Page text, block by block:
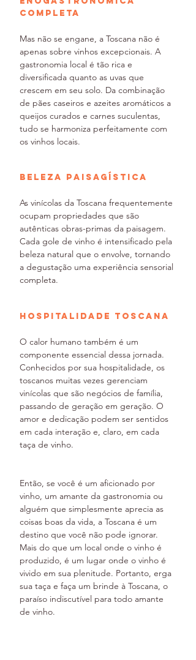
Completa
Mas não se engane, a Toscana não é
apenas sobre vinhos excepcionais. A
gastronomia local é tão rica e
diversificada quanto as uvas que
crescem em seu solo. Da combinação
de pães caseiros e azeites aromáticos a
queijos curados e carnes suculentas,
tudo se harmoniza perfeitamente com
os vinhos locais.
Beleza Paisagística
As vinícolas da Toscana frequentemente
ocupam propriedades que são
autênticas obras-primas da paisagem.
Cada gole de vinho é intensificado pela
beleza natural que o envolve, tornando
a degustação uma experiência sensorial
completa.
Hospitalidade Toscana
O calor humano também é um
componente essencial dessa jornada.
Conhecidos por sua hospitalidade, os
toscanos muitas vezes gerenciam
vinícolas que são negócios de família,
passando de geração em geração. O
amor e dedicação podem ser sentidos
em cada interação e, claro, em cada
taça de vinho.
Então, se você é um aficionado por
vinho, um amante da gastronomia ou
alguém que simplesmente aprecia as
coisas boas da vida, a Toscana é um
destino que você não pode ignorar.
Mais do que um local onde o vinho é
produzido, é um lugar onde o vinho é
vivido em sua plenitude. Portanto, erga
sua taça e faça um brinde à Toscana, o
paraíso indiscutível para todo amante
de vinho.